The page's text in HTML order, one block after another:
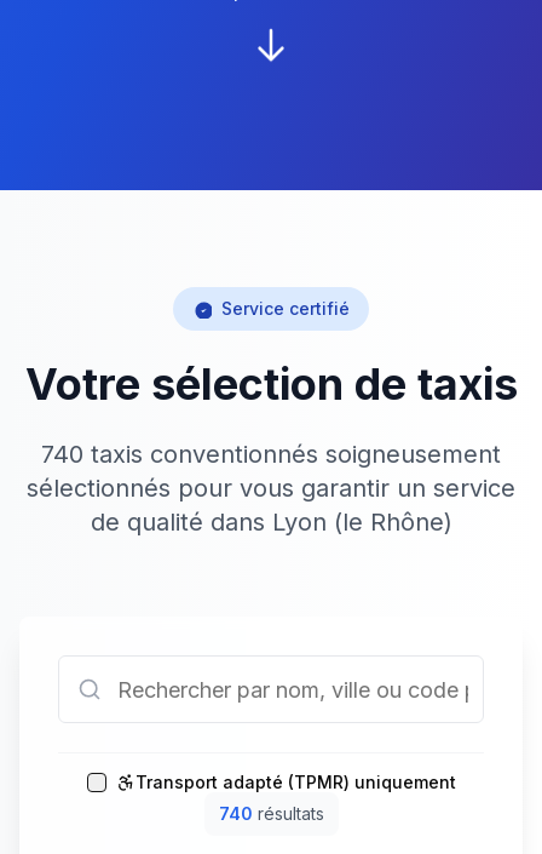
Service certifié
Votre sélection de taxis
740 taxis conventionnés soigneusement
sélectionnés pour vous garantir un service
de qualité dans Lyon (le Rhône)
Transport adapté (TPMR) uniquement
740 résultats